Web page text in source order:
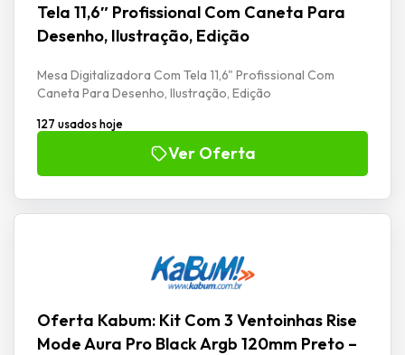
Tela 11,6″ Profissional Com Caneta Para
Desenho, Ilustração, Edição
Mesa Digitalizadora Com Tela 11,6" Profissional Com
Caneta Para Desenho, Ilustração, Edição
127 usados hoje
Ver Oferta
Oferta Kabum: Kit Com 3 Ventoinhas Rise
Mode Aura Pro Black Argb 120mm Preto –